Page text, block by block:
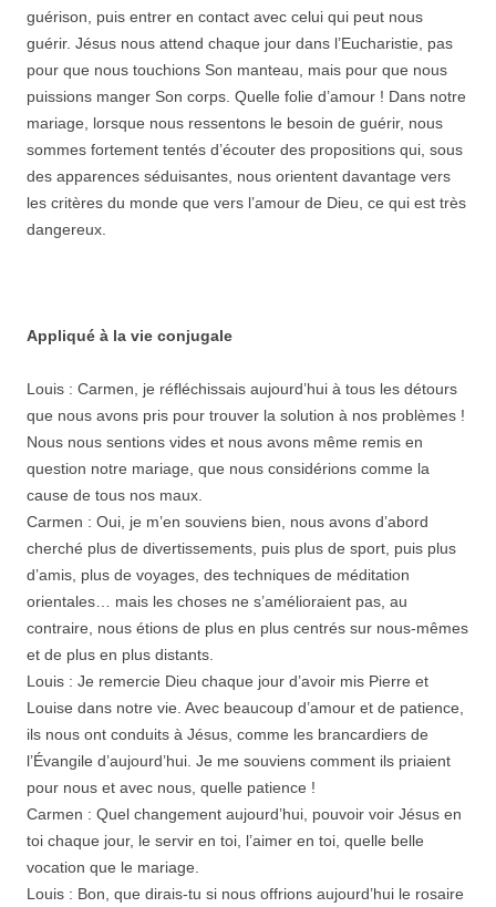
guérison, puis entrer en contact avec celui qui peut nous
guérir. Jésus nous attend chaque jour dans l’Eucharistie, pas
pour que nous touchions Son manteau, mais pour que nous
puissions manger Son corps. Quelle folie d’amour ! Dans notre
mariage, lorsque nous ressentons le besoin de guérir, nous
sommes fortement tentés d’écouter des propositions qui, sous
des apparences séduisantes, nous orientent davantage vers
les critères du monde que vers l’amour de Dieu, ce qui est très
dangereux.
Appliqué à la vie conjugale
Louis : Carmen, je réfléchissais aujourd’hui à tous les détours
que nous avons pris pour trouver la solution à nos problèmes !
Nous nous sentions vides et nous avons même remis en
question notre mariage, que nous considérions comme la
cause de tous nos maux.
Carmen : Oui, je m’en souviens bien, nous avons d’abord
cherché plus de divertissements, puis plus de sport, puis plus
d’amis, plus de voyages, des techniques de méditation
orientales… mais les choses ne s’amélioraient pas, au
contraire, nous étions de plus en plus centrés sur nous-mêmes
et de plus en plus distants.
Louis : Je remercie Dieu chaque jour d’avoir mis Pierre et
Louise dans notre vie. Avec beaucoup d’amour et de patience,
ils nous ont conduits à Jésus, comme les brancardiers de
l’Évangile d’aujourd’hui. Je me souviens comment ils priaient
pour nous et avec nous, quelle patience !
Carmen : Quel changement aujourd’hui, pouvoir voir Jésus en
toi chaque jour, le servir en toi, l’aimer en toi, quelle belle
vocation que le mariage.
Louis : Bon, que dirais-tu si nous offrions aujourd’hui le rosaire